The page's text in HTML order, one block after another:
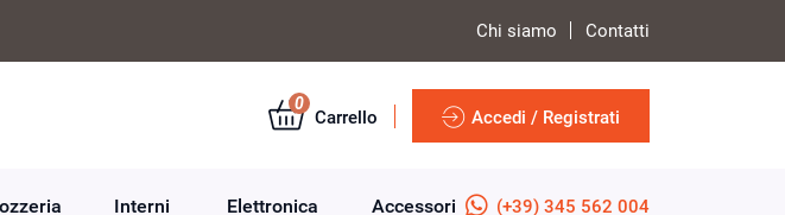
Chi siamo Contatti
0
Carrello Accedi / Registrati
Interni Elettronica Accessori
(+39) 345 562 004